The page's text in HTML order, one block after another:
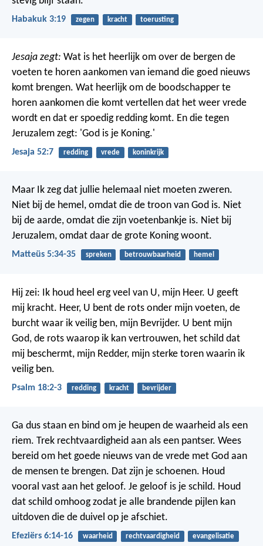
Habakuk 3:19 zegen kracht toerusting
Jesaja zegt: Wat is het heerlijk om over de bergen de
voeten te horen aankomen van iemand die goed nieuws
komt brengen. Wat heerlijk om de boodschapper te
horen aankomen die komt vertellen dat het weer vrede
wordt en dat er spoedig redding komt. En die tegen
Jeruzalem zegt: 'God is je Koning.'
Jesaja 52:7 redding vrede koninkrijk
Maar Ik zeg dat jullie helemaal niet moeten zweren.
Niet bij de hemel, omdat die de troon van God is. Niet
bij de aarde, omdat die zijn voetenbankje is. Niet bij
Jeruzalem, omdat daar de grote Koning woont.
Matteüs 5:34-35 spreken betrouwbaarheid hemel
Hij zei: Ik houd heel erg veel van U, mijn Heer. U geeft
mij kracht. Heer, U bent de rots onder mijn voeten, de
burcht waar ik veilig ben, mijn Bevrijder. U bent mijn
God, de rots waarop ik kan vertrouwen, het schild dat
mij beschermt, mijn Redder, mijn sterke toren waarin ik
veilig ben.
Psalm 18:2-3 redding kracht bevrijder
Ga dus staan en bind om je heupen de waarheid als een
riem. Trek rechtvaardigheid aan als een pantser. Wees
bereid om het goede nieuws van de vrede met God aan
de mensen te brengen. Dat zijn je schoenen. Houd
vooral vast aan het geloof. Je geloof is je schild. Houd
dat schild omhoog zodat je alle brandende pijlen kan
uitdoven die de duivel op je afschiet.
Efeziërs 6:14-16 waarheid rechtvaardigheid evangelisatie